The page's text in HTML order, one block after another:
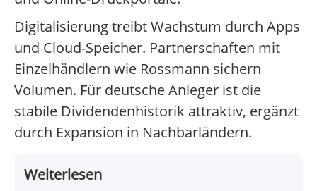
Digitalisierung treibt Wachstum durch Apps
und Cloud-Speicher. Partnerschaften mit
Einzelhändlern wie Rossmann sichern
Volumen. Für deutsche Anleger ist die
stabile Dividendenhistorik attraktiv, ergänzt
durch Expansion in Nachbarländern.
Weiterlesen